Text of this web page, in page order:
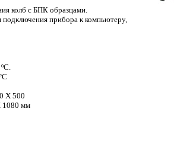
колб с БПК образцами.
подключения прибора к компьютеру,
Х 500
1080 мм